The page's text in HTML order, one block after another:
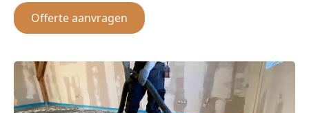
Offerte aanvragen